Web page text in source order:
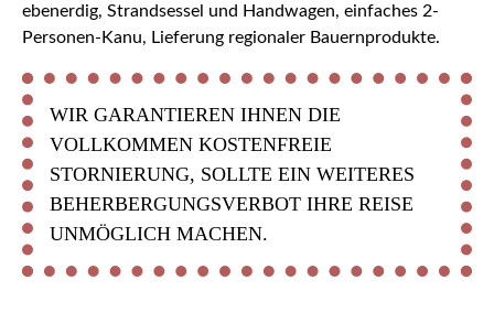
ebenerdig, Strandsessel und Handwagen, einfaches 2-
Personen-Kanu, Lieferung regionaler Bauernprodukte.
WIR GARANTIEREN IHNEN DIE
VOLLKOMMEN KOSTENFREIE
STORNIERUNG, SOLLTE EIN WEITERES
BEHERBERGUNGSVERBOT IHRE REISE
UNMÖGLICH MACHEN.